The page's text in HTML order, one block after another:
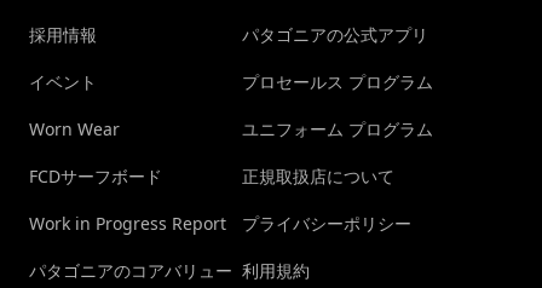
採用情報
イベント
Worn Wear
FCDサーフボード
Work in Progress Report
パタゴニアのコアバリュー
パタゴニアの公式アプリ
プロセールス プログラム
ユニフォーム プログラム
正規取扱店について
プライバシーポリシー
利用規約